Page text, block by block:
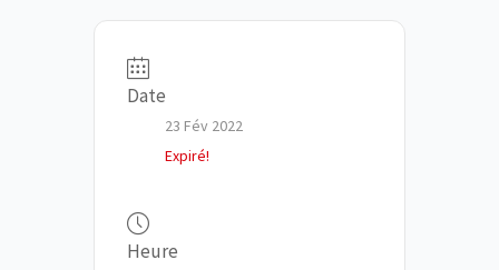
Date
23 Fév 2022
Expiré!
Heure